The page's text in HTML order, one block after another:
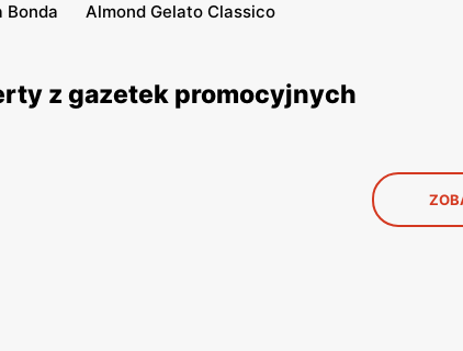
Bonda Almond Gelato Classico
z gazetek promocyjnych